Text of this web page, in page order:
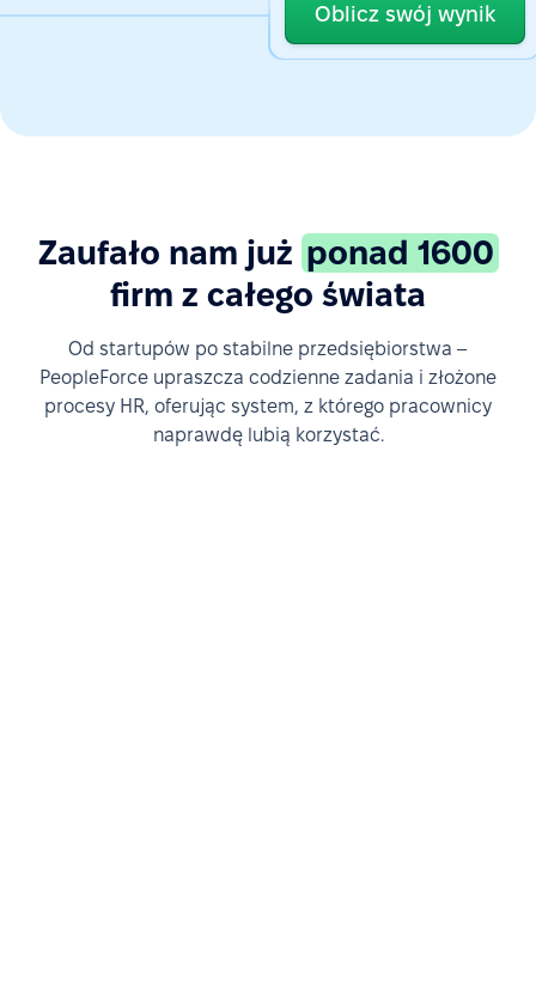
Oblicz swój wynik
Zaufało nam już ponad 1600
firm z całego świata
Od startupów po stabilne przedsiębiorstwa –
PeopleForce upraszcza codzienne zadania i złożone
procesy HR, oferując system, z którego pracownicy
naprawdę lubią korzystać.